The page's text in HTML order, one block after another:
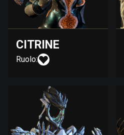
CITRINE
Ruolo: